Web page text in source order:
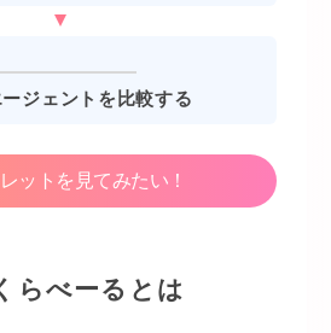
ジェントを比較する
ットを見てみたい！
らべーるとは